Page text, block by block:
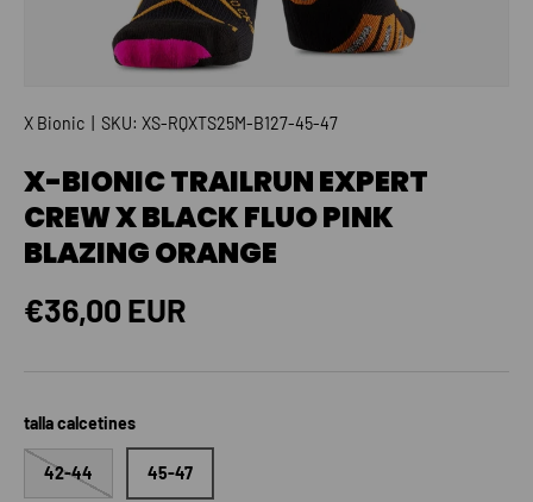
X Bionic SKU: XS-RQXTS25M-B127-45-47
X-BIONIC TRAILRUN EXPERT
CREW X BLACK FLUO PINK
BLAZING ORANGE
Precio normal
€36,00 EUR
talla calcetines
42-44 45-47